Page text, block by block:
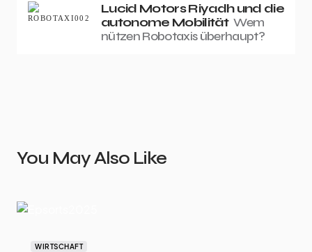
Lucid Motors Riyadh und die
autonome Mobilität Wem
nützen Robotaxis überhaupt?
You May Also Like
WIRTSCHAFT